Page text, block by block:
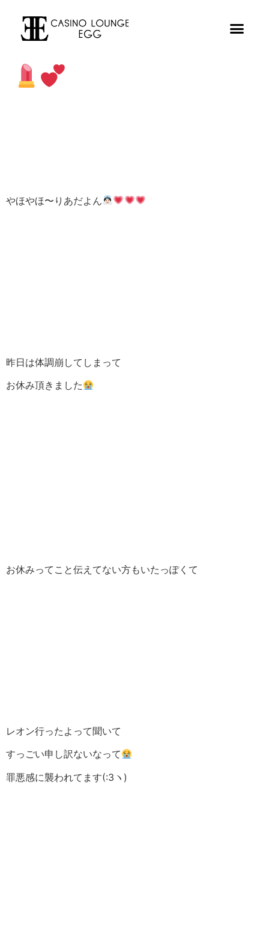
やほやほ〜りあだよん
昨日は体調崩してしまって
お休み頂きました
お休みってこと伝えてない方もいたっぽくて
レオン行ったよって聞いて
すっごい申し訳ないなって
罪悪感に襲われてます(:3ヽ)